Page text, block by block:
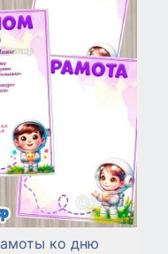
ко дню